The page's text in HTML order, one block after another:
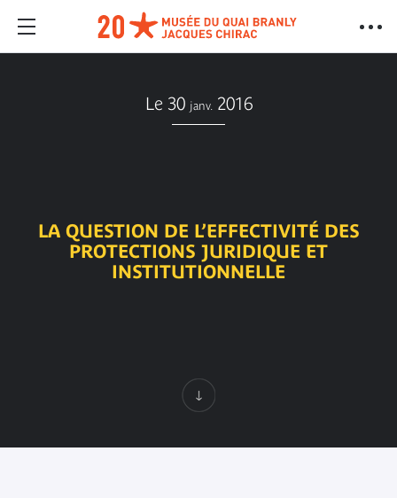
Le 30 janv. 2016
LA QUESTION DE L’EFFECTIVITÉ DES
PROTECTIONS JURIDIQUE ET
INSTITUTIONNELLE